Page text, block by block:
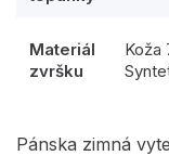
Materiál
zvršku
Koža
Pánska zimná